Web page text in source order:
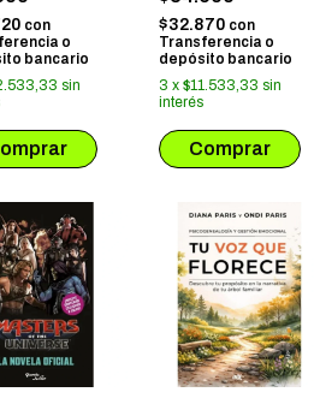
con
o
bancario
sin
$32.870 con
Transferencia o
depósito bancario
3 x $11.533,33 sin
interés